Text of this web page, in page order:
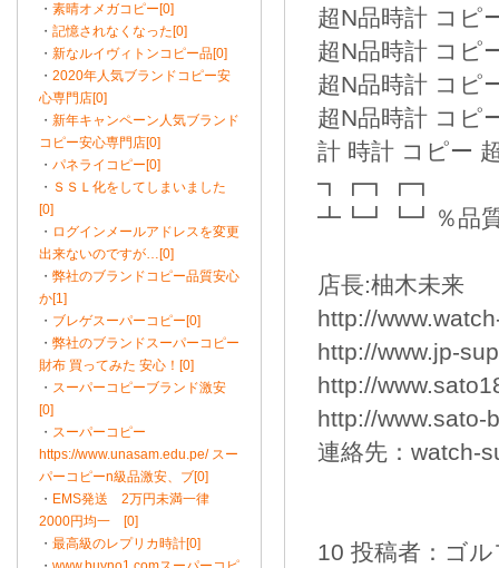
・ 素晴オメガコピー[0]
・ 記憶されなくなった[0]
・ 新なルイヴィトンコピー品[0]
・ 2020年人気ブランドコピー安
心専門店[0]
・ 新年キャンペーン人気ブランド
コピー安心専門店[0]
・ パネライコピー[0]
・ ＳＳＬ化をしてしまいました
[0]
・ ログインメールアドレスを変更
出来ないのですが…[0]
・ 弊社のブランドコピー品質安心
か[1]
・ ブレゲスーパーコピー[0]
・ 弊社のブランドスーパーコピー
財布 買ってみた 安心！[0]
・ スーパーコピーブランド激安
[0]
・ スーパーコピー
https://www.unasam.edu.pe/ スー
パーコピーn級品激安、ブ[0]
・ EMS発送 2万円未満一律
2000円均一 [0]
・ 最高級のレプリカ時計[0]
超N品時計 コピ
超N品時計 コピ
超N品時計 コピ
超N品時計 コピ
計 時計 コピー
┓┏┓┏┓
┻┗┛┗┛％品質
店長:柚木未来
http://
http://www.jp-
http://
http://www.sato-
連絡先：watch-
10 投稿者：ゴ